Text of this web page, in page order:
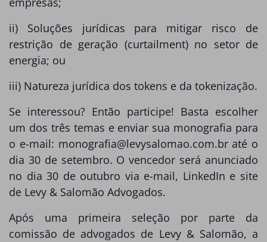
ii) Soluções jurídicas para mitigar risco de
restrição de geração (curtailment) no setor de
energia; ou
iii) Natureza jurídica dos tokens e da tokenização.
Se interessou? Então participe! Basta escolher
um dos três temas e enviar sua monografia para
o e-mail: monografia@levysalomao.com.br até o
dia 30 de setembro. O vencedor será anunciado
no dia 30 de outubro via e-mail, LinkedIn e site
de Levy & Salomão Advogados.
Após uma primeira seleção por parte da
comissão de advogados de Levy & Salomão, a